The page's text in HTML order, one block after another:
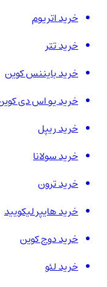
خرید اتریوم
خرید تتر
خرید بایننس کوین
خرید یو اس دی کوین
خرید ریپل
خرید سولانا
خرید ترون
خرید هایپر لیکویید
خرید دوج کوین
خرید لئو